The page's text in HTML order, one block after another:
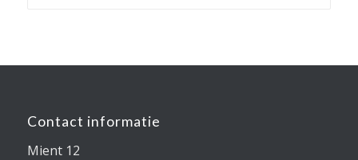
Contact informatie
Mient 12